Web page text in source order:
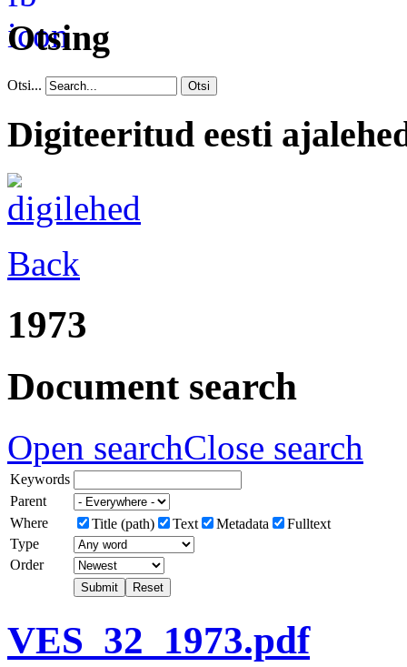
Otsing
Otsi... Otsi
Digiteeritud eesti
Back
1973
Document search
Open searchClose search
Keywords
Parent
Where
Title (path) Text Metadata
Fulltext
Type
Order
Submit Reset
VES_32_1973.pdf